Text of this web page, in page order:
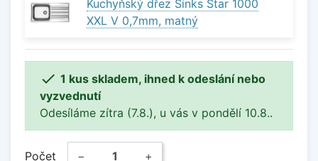
Kuchyňský dřez Sinks Star 1000
XXL V 0,7mm, matný
 1 kus skladem, ihned k odeslání nebo
vyzvednutí
Odesíláme zítra (7.8.), u vás v pondělí 10.8..
Počet − +